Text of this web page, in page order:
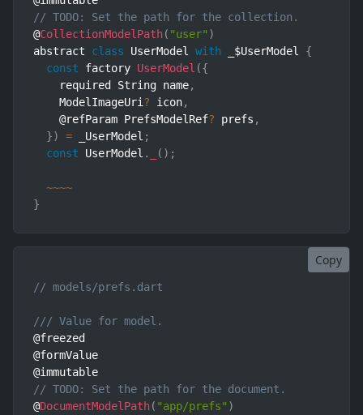
// TODO: Set the path for the collection.
@CollectionModelPath( "user" )
abstract class UserModel with _$UserModel {
const factory UserModel ({
    required String name
,
    ModelImageUri
? icon,
    @refParam PrefsModelRef
? prefs ,
}) = _UserModel ;
const UserModel . ( ) ;
~~~~
}
Copy
// models/prefs.dart
/// Value for model.
@freezed
@formValue
// TODO: Set the path for the document.
@DocumentModelPath( "app/prefs" )